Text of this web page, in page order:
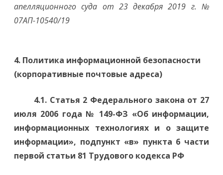
апелляционного суда от 23 декабря 2019 г. №
07АП-10540/19
4. Политика информационной безопасности
(корпоративные почтовые адреса)
4.1. Статья 2 Федерального закона от 27
июля 2006 года № 149-ФЗ «Об информации,
информационных технологиях и о защите
информации», подпункт «в» пункта 6 части
первой статьи 81 Трудового кодекса РФ